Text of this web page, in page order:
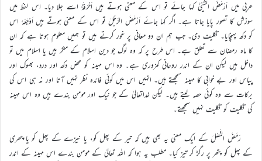
عربی میں اَرْمَضَ الشَیْیَٔ کہا جائے تو اس کے معنی ہوتے ہیں اَحْرَقَہٗ اسے جلا دیا۔ اس لفظ میں
سوزش کا تصور پایا جاتا ہے۔ اگر کہا جائے اَرْمَضَ الرَّجُلَ تو اس کے معنی ہوتے ہیں اَوْجَعَہٗ اس
کو دکھ پہنچایا۔ تکلیف دی۔ جب ہم ان دو معانی پر غور کرتے ہیں تو ہمیں معلوم ہوتا ہے کہ ان
کا ماہ رمضان سے تعلق ہے۔ اس طرح پر کہ وہ لوگ جو دین اسلام کے منکر ہیں یا اسلام میں تو
داخل ہیں لیکن ان کے اندر روحانی کمزوری ہے۔ وہ اس مہینہ کو محض دکھ اور درد، بھوک اور
پیاس اور بے خوابی کا مہینہ سمجھتے ہیں۔ انہیں اس میں کوئی فائدہ نظر نہیں آتا اور نہ ہی اس کی
برکات سے وہ کوئی حصہ لیتے ہیں۔ لیکن خداتعالیٰ کے جو نیک اور مومن بندے ہیں وہ اس مہینہ
کی تکلیف کو تکلیف نہیں سمجھتے۔
رَمَضَ النَّصْلَ کے ایک معنی یہ بھی ہیں کہ تیر کے پھل کو، یا نیزے کے پھل کو یا چھری
کے پھل کو پتھر پر رگڑ کر تیز کیا۔ مطلب یہ ہوا کہ اللہ تعالیٰ کے مومن بندے اس مہینہ کے اندر